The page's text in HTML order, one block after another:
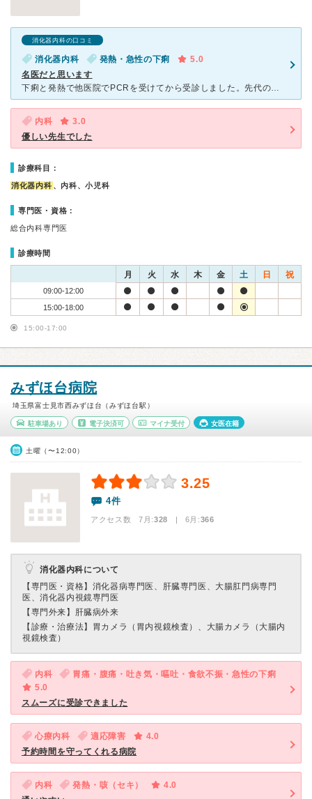
消化器内科の口コミ
消化器内科 発熱・急性の下痢
5.0
名医だと思います
下痢と発熱で他医院でPCRを受けてから受診しました。先代の息子さんの若先生でしたがいつも通りしっかりと問診し、適切に治療していただきました。下痢は出来るだけ絶食しポカリスエットのような物で水分補給をし
内科
3.0
優しい先生でした
診療科目：
消化器内科 、内科、小児科
専門医・資格：
総合内科専門医
診療時間
月 火 水 木 金 土 日 祝
09:00-12:00
15:00-18:00
15:00-17:00
みずほ台病院
埼玉県富士見市西みずほ台（みずほ台駅）
駐車場あり 電子決済可 マイナ受付 女医在籍
土曜（〜12:00）
3.25
4件
アクセス数 7月:328 | 6月:366
消化器内科について
【専門医・資格】 消化器病専門医、肝臓専門医、大腸肛門病専門
医、消化器内視鏡専門医
【専門外来】 肝臓病外来
【診療・治療法】 胃カメラ（胃内視鏡検査）、大腸カメラ（大腸内
視鏡検査）
内科
胃痛・腹痛・吐き気・嘔吐・食欲不振・急性の下痢
5.0
スムーズに受診できました
心療内科 適応障害
4.0
予約時間を守ってくれる病院
内科 発熱・咳（セキ）
4.0